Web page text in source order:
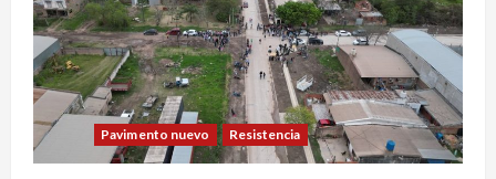
Pavimento nuevo Resistencia